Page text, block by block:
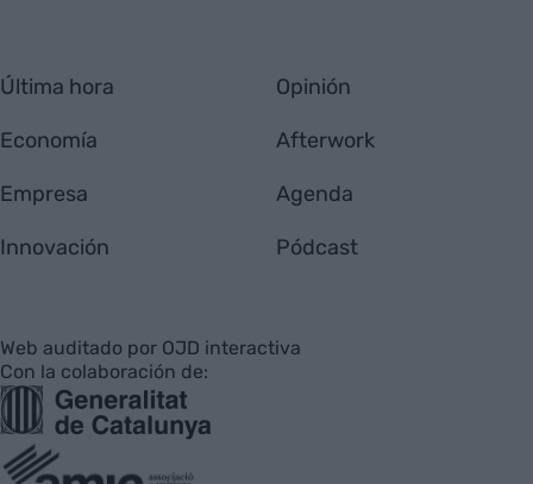
Última hora
Economía
Empresa
Innovación
Opinión
Afterwork
Agenda
Pódcast
Web auditado por OJD interactiva
Con la colaboración de: